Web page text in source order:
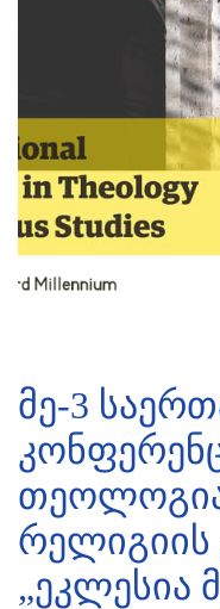
მე-3
რელიგიის
„ეკლესია